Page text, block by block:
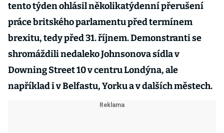
tento týden ohlásil několikatýdenní přerušení
práce britského parlamentu před termínem
brexitu, tedy před 31. říjnem. Demonstranti se
shromáždili nedaleko Johnsonova sídla v
Downing Street 10 v centru Londýna, ale
například i v Belfastu, Yorku a v dalších městech.